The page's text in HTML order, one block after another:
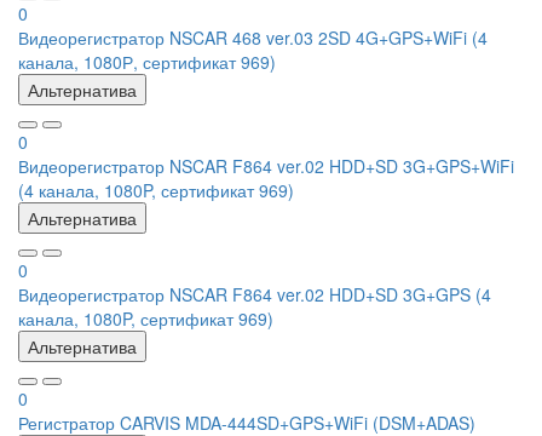
0
Видеорегистратор NSCAR 468 ver.03 2SD 4G+GPS+WiFi (4
канала, 1080Р, сертификат 969)
Альтернатива
0
Видеорегистратор NSCAR F864 ver.02 HDD+SD 3G+GPS+WiFi
(4 канала, 1080P, сертификат 969)
Альтернатива
0
Видеорегистратор NSCAR F864 ver.02 HDD+SD 3G+GPS (4
канала, 1080P, сертификат 969)
Альтернатива
0
Регистратор CARVIS MDA-444SD+GPS+WiFi (DSM+ADAS)